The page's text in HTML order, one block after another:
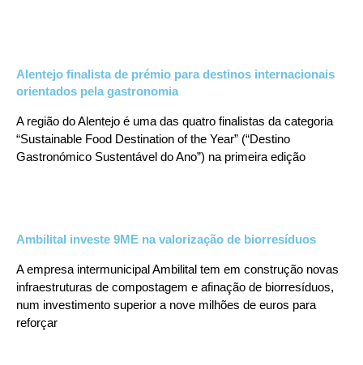
Alentejo finalista de prémio para destinos internacionais
orientados pela gastronomia
A região do Alentejo é uma das quatro finalistas da categoria
“Sustainable Food Destination of the Year” (“Destino
Gastronómico Sustentável do Ano”) na primeira edição
Ambilital investe 9ME na valorização de biorresíduos
A empresa intermunicipal Ambilital tem em construção novas
infraestruturas de compostagem e afinação de biorresíduos,
num investimento superior a nove milhões de euros para
reforçar